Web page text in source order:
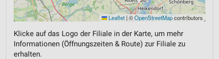
Leaflet | ©OpenStreetMapcontributors
Klicke auf das Logo der Filiale in der Karte, um mehr
Informationen (Öffnungszeiten & Route) zur Filiale zu
erhalten.